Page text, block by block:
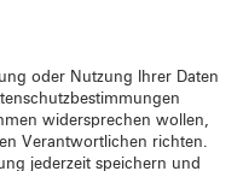
oder Nutzung Ihrer Daten
widersprechen wollen,
Verantwortlichen richten.
jederzeit speichern und